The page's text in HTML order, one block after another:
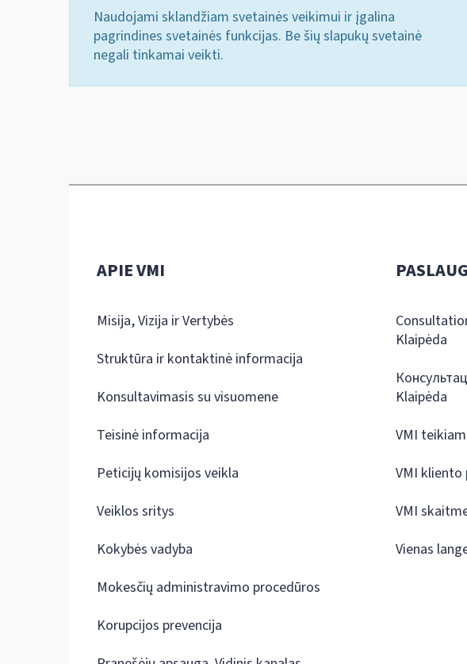
Naudojami sklandžiam svetainės veikimui ir įgalina
pagrindines svetainės funkcijas. Be šių slapukų svetainė
negali tinkamai veikti.
APIE VMI
Misija, Vizija ir Vertybės
Struktūra ir kontaktinė informacija
Konsultavimasis su visuomene
Teisinė informacija
Peticijų komisijos veikla
Veiklos sritys
Kokybės vadyba
Mokesčių administravimo procedūros
Korupcijos prevencija
Klaipėda
Klaipėda
VMI
VMI
VMI
Vienas